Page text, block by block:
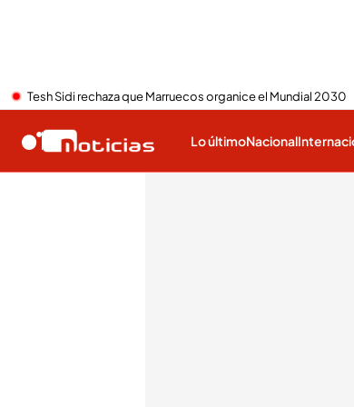
Tesh Sidi rechaza que Marruecos organice el Mundial 2030
Lo últimoNacional